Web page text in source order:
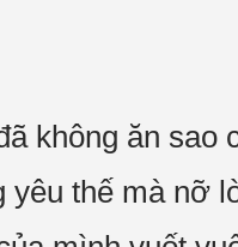
không ăn sao
thế mà nỡ